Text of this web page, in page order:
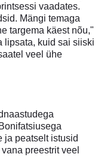
vaadates.
Mängi temaga
targema käest nõu,"
lipsata, kuid sai siiski
veel ühe
ja peatselt istusid
preestrit veel